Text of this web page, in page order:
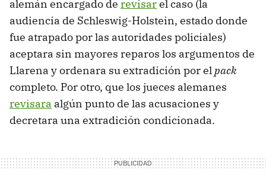
alemán encargado de revisarel caso (la
audiencia de Schleswig-Holstein, estado donde
fue atrapado por las autoridades policiales)
aceptara sin mayores reparos los argumentos de
Llarena y ordenara su extradición por elpack
completo. Por otro, que los jueces alemanes
revisara algún punto de las acusaciones y
decretara una extradición condicionada.